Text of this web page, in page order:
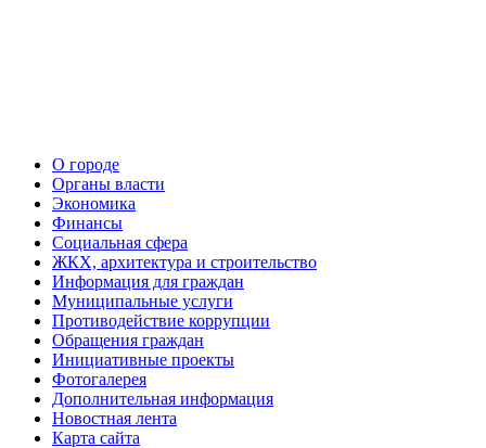
О городе
Органы власти
Экономика
Финансы
Социальная сфера
ЖКХ, архитектура и строительство
Информация для граждан
Муниципальные услуги
Противодействие коррупции
Обращения граждан
Инициативные проекты
Фотогалерея
Дополнительная информация
Новостная лента
Карта сайта